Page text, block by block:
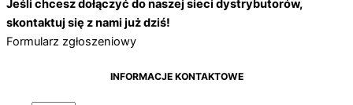
Jeśli chcesz dołączyć do naszej sieci dystrybutorów,
skontaktuj się z nami już dziś!
Formularz zgłoszeniowy
INFORMACJE KONTAKTOWE